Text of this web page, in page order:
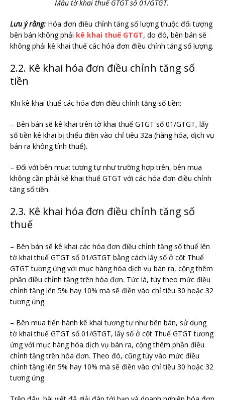
Mẫu tờ khai thuế GTGT số 01/GTGT.
Lưu ý rằng: Hóa đơn điều chỉnh tăng số lượng thuộc đối tượng
bên bán không phải kê khai thuế GTGT, do đó, bên bán sẽ
không phải kê khai thuế các hóa đơn điều chỉnh tăng số lượng.
2.2. Kê khai hóa đơn điều chỉnh tăng số
tiền
Khi kê khai thuế các hóa đơn điều chỉnh tăng số tiền:
– Bên bán sẽ kê khai trên tờ khai thuế GTGT số 01/GTGT, lấy
số tiền kê khai bị thiếu điền vào chỉ tiêu 32a (hàng hóa, dịch vụ
bán ra không tính thuế).
– Đối với bên mua: tương tự như trường hợp trên, bên mua
không cần phải kê khai thuế GTGT với các hóa đơn điều chỉnh
tăng số tiền.
2.3. Kê khai hóa đơn điều chỉnh tăng số
thuế
– Bên bán sẽ kê khai các hóa đơn điều chỉnh tăng số thuế lên
tờ khai thuế GTGT số 01/GTGT bằng cách lấy số ở cột Thuế
GTGT tương ứng với mục hàng hóa dịch vụ bán ra, cộng thêm
phần điều chỉnh tăng trên hóa đơn. Tức là, tùy theo mức điều
chỉnh tăng lên 5% hay 10% mà sẽ điền vào chỉ tiêu 30 hoặc 32
tương ứng.
– Bên mua tiến hành kê khai tương tự như bên bán, sử dụng
tờ khai thuế GTGT số 01/GTGT, lấy số ở cột Thuế GTGT tương
ứng với mục hàng hóa dịch vụ bán ra, cộng thêm phần điều
chỉnh tăng trên hóa đơn. Theo đó, cũng tùy vào mức điều
chỉnh tăng lên 5% hay 10% mà sẽ điền vào chỉ tiêu 30 hoặc 32
tương ứng.